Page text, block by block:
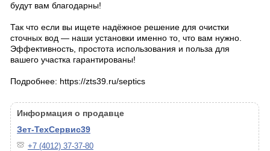
будут вам благодарны!
Так что если вы ищете надёжное решение для очистки
сточных вод — наши установки именно то, что вам нужно.
Эффективность, простота использования и польза для
вашего участка гарантированы!
Подробнее: https://zts39.ru/septics
Информация о продавце
Зет-ТехСервис39
+7 (4012) 37-37-80